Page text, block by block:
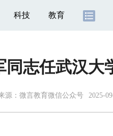
科技 教育
同志任武汉大
源： 微言教育微信公众号 2025-